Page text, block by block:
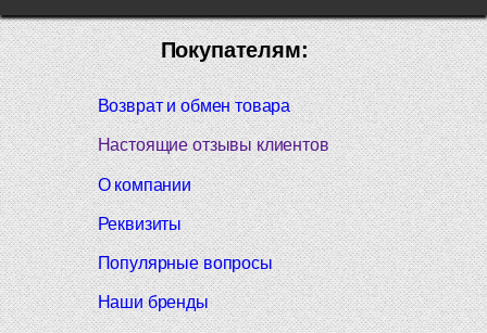
Покупателям:
Возврат и обмен товара
Настоящие отзывы клиентов
О компании
Реквизиты
Популярные вопросы
Наши бренды